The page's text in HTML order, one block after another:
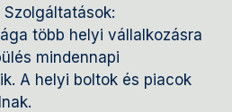
több helyi vállalkozásra
mindennapi
A helyi boltok és piacok